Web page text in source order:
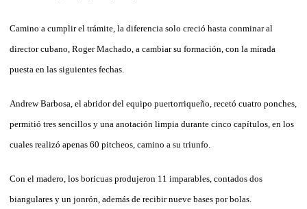
Camino a cumplir el trámite, la diferencia solo creció hasta conminar al
director cubano, Roger Machado, a cambiar su formación, con la mirada
puesta en las siguientes fechas.
Andrew Barbosa, el abridor del equipo puertorriqueño, recetó cuatro ponches,
permitió tres sencillos y una anotación limpia durante cinco capítulos, en los
cuales realizó apenas 60 pitcheos, camino a su triunfo.
Con el madero, los boricuas produjeron 11 imparables, contados dos
biangulares y un jonrón, además de recibir nueve bases por bolas.